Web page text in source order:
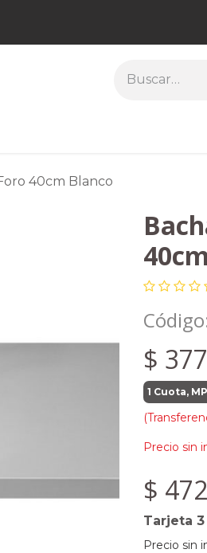
40cm Blanco
$
1 Cuota,
Precio sin
$
Tarjeta
Precio sin